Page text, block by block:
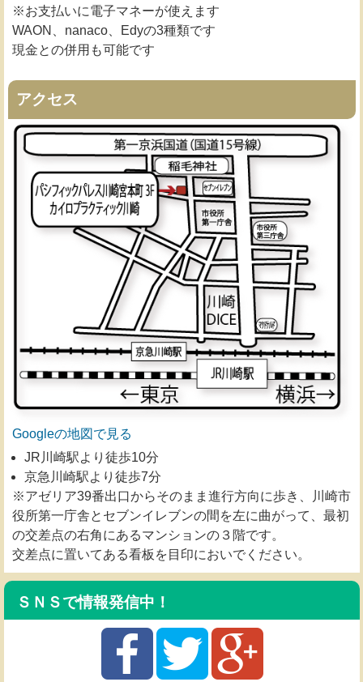
※お支払いに電子マネーが使えます
WAON、nanaco、Edyの3種類です
現金との併用も可能です
アクセス
Googleの地図で見る
JR川崎駅より徒歩10分
京急川崎駅より徒歩7分
※アゼリア39番出口からそのまま進行方向に歩き、川崎市
役所第一庁舎とセブンイレブンの間を左に曲がって、最初
の交差点の右角にあるマンションの３階です。
交差点に置いてある看板を目印においでください。
ＳＮＳで情報発信中！